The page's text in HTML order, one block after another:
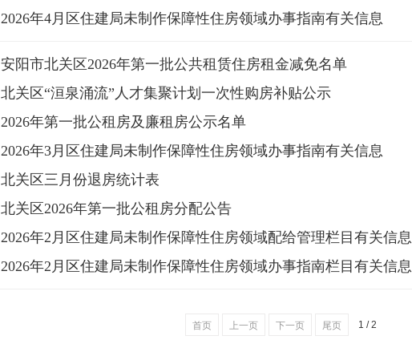
2026年4月区住建局未制作保障性住房领域办事指南有关信息
安阳市北关区2026年第一批公共租赁住房租金减免名单
北关区“洹泉涌流”人才集聚计划一次性购房补贴公示
2026年第一批公租房及廉租房公示名单
2026年3月区住建局未制作保障性住房领域办事指南有关信息
北关区三月份退房统计表
北关区2026年第一批公租房分配公告
2026年2月区住建局未制作保障性住房领域配给管理栏目有关信息
2026年2月区住建局未制作保障性住房领域办事指南栏目有关信息
首页 上一页 下一页 尾页 1 / 2